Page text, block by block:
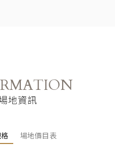
地資訊
場地價目表